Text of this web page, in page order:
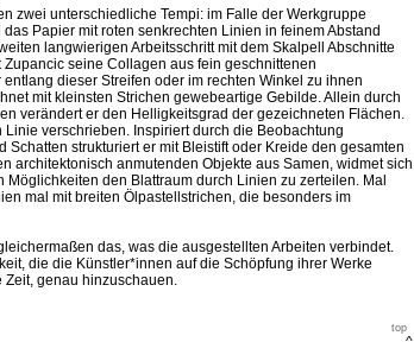
zwei unterschiedliche Tempi: im Falle der Werkgruppe
Papier mit roten senkrechten Linien in feinem Abstand
langwierigen Arbeitsschritt mit dem Skalpell Abschnitte
seine Collagen aus fein geschnittenen
dieser Streifen oder im rechten Winkel zu ihnen
mit kleinsten Strichen gewebeartige Gebilde. Allein durch
verändert er den Helligkeitsgrad der gezeichneten Flächen.
verschrieben. Inspiriert durch die Beobachtung
Schatten strukturiert er mit Bleistift oder Kreide den gesamten
architektonisch anmutenden Objekte aus Samen, widmet sich
den Blattraum durch Linien zu zerteilen. Mal
mal mit breiten Ölpastellstrichen, die besonders im
das, was die ausgestellten Arbeiten verbindet.
die die Künstler*innen auf die Schöpfung ihrer Werke
genau hinzuschauen.
top